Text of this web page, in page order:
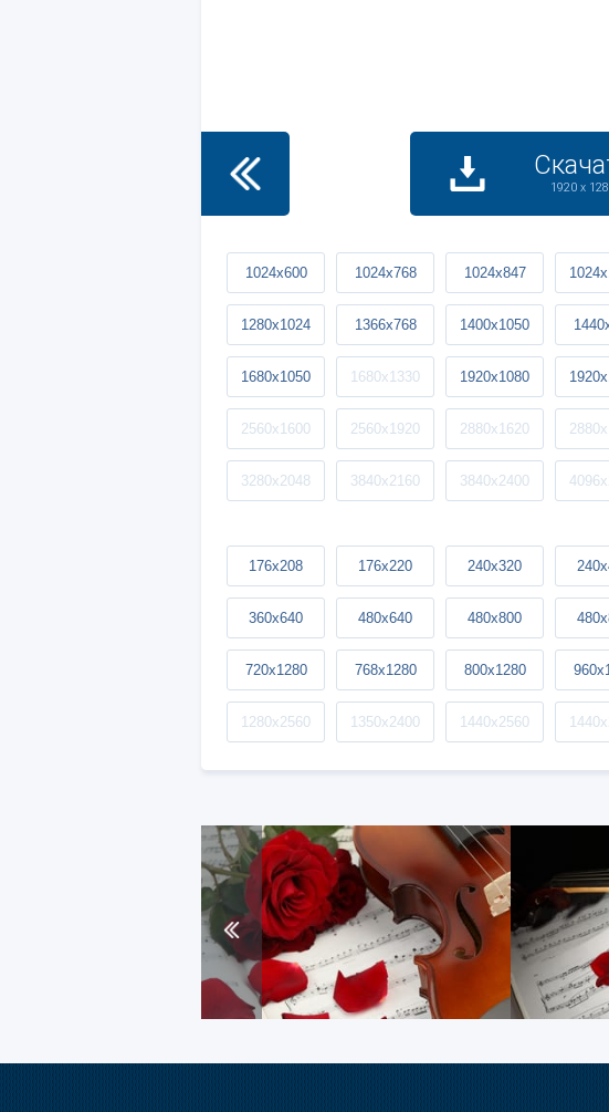
1920 x
1024x600 1024x768 1024x847
1280x1024 1366x768 1400x1050
1680x1050 1680x1330 1920x1080
2560x1600 2560x1920 2880x1620
3280x2048 3840x2160 3840x2400
176x208 176x220 240x320
360x640 480x640 480x800
720x1280 768x1280 800x1280
1280x2560 1350x2400 1440x2560